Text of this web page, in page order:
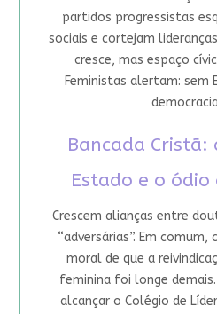
partidos progressistas
sociais e cortejam
cresce, mas espaço
Feministas alertam: sem
Bancada
Estado e o
Crescem alianças entre
“adversárias”. Em comum,
moral de que a
feminina foi longe
alcançar o Colégio de